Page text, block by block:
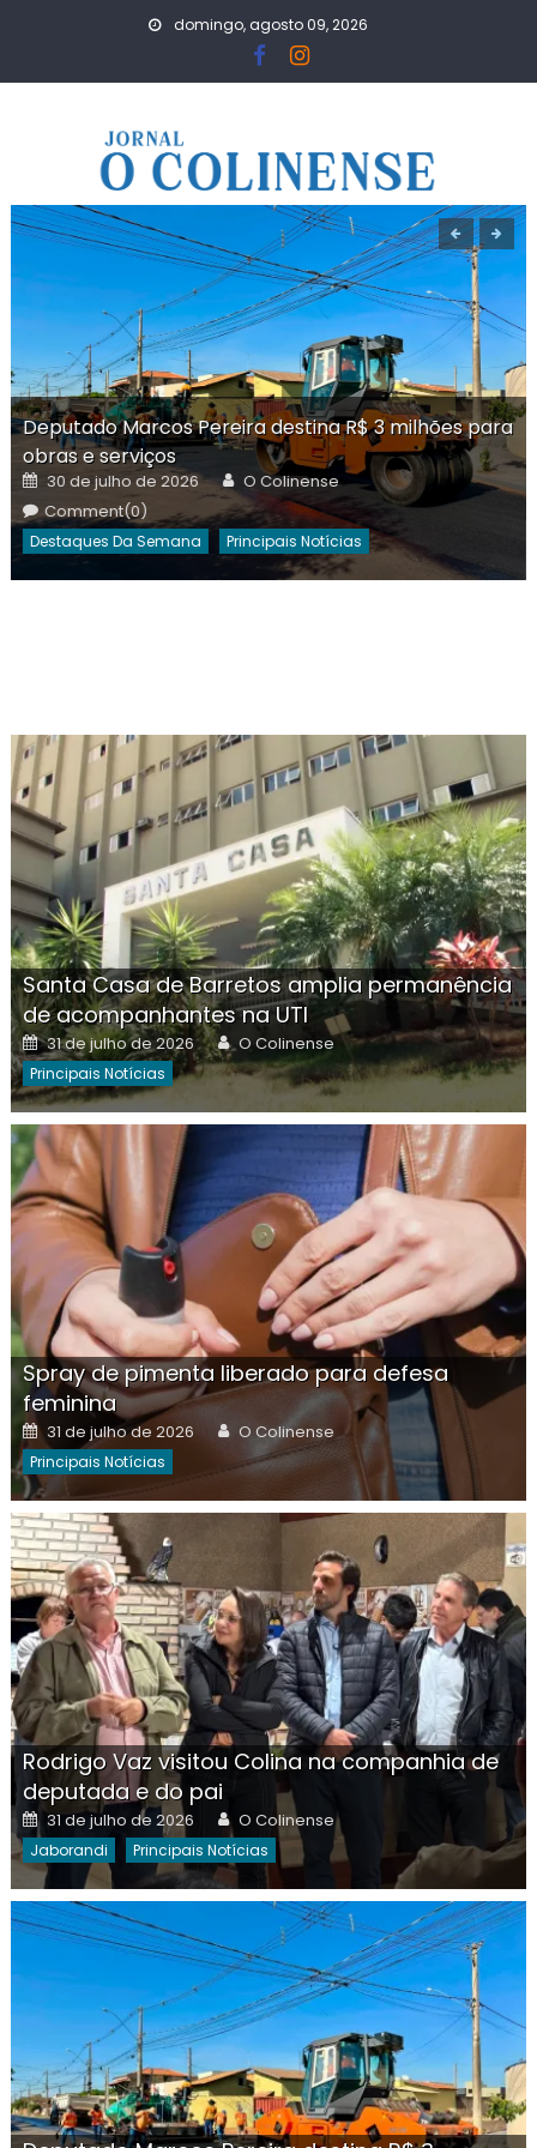
domingo, agosto 09, 2026
Deputado Marcos Pereira destina R$ 3 milhões para
obras e serviços
Posted
on
30 de julho de 2026 Author
O Colinense
Comment(0)
Destaques Da Semana Principais Notícias
Santa Casa de Barretos amplia permanência
de acompanhantes na UTI
Posted
on
31 de julho de 2026 Author
O Colinense
Principais Notícias
Spray de pimenta liberado para defesa
feminina
Posted
on
31 de julho de 2026 Author
O Colinense
Principais Notícias
Rodrigo Vaz visitou Colina na companhia de
deputada e do pai
Posted
on
31 de julho de 2026 Author
O Colinense
Jaborandi Principais Notícias